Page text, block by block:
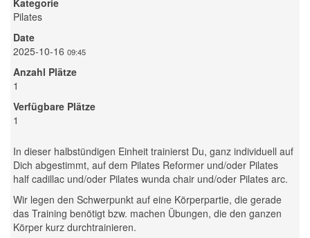
Kategorie
Pilates
Date
2025-10-16 09:45
Anzahl Plätze
1
Verfügbare Plätze
1
In dieser halbstündigen Einheit trainierst Du, ganz individuell auf
Dich abgestimmt, auf dem Pilates Reformer und/oder Pilates
half cadillac und/oder Pilates wunda chair und/oder Pilates arc.
Wir legen den Schwerpunkt auf eine Körperpartie, die gerade
das Training benötigt bzw. machen Übungen, die den ganzen
Körper kurz durchtrainieren.